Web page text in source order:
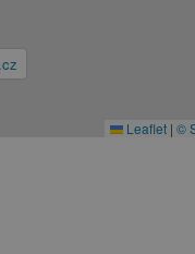
Leaflet | ©